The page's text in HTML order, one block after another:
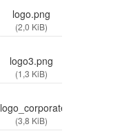
logo.png
(2,0 KiB)
logo3.png
(1,3 KiB)
logo_corporatetwo.png
(3,8 KiB)